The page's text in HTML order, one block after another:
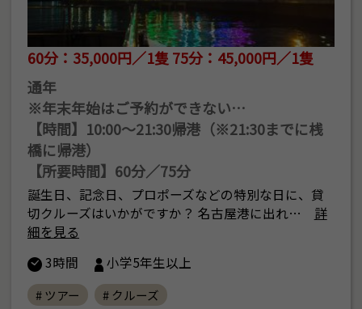
60分：35,000円／1隻 75分：45,000円／1隻
通年
※年末年始はご予約ができない…
【時間】10:00～21:30帰港（※21:30までに桟
橋に帰港）
【所要時間】60分／75分
誕生日、記念日、プロポーズなどの特別な日に、貸
切クルーズはいかがですか？ 名古屋港に出れ…
詳
細を見る
3時間
小学5年生以上
# ツアー # クルーズ